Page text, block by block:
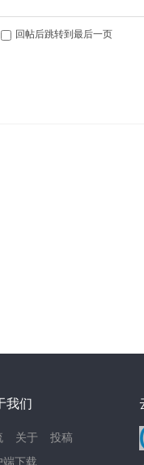
回帖后跳转到最后一页
我们
关于
投稿
端下载